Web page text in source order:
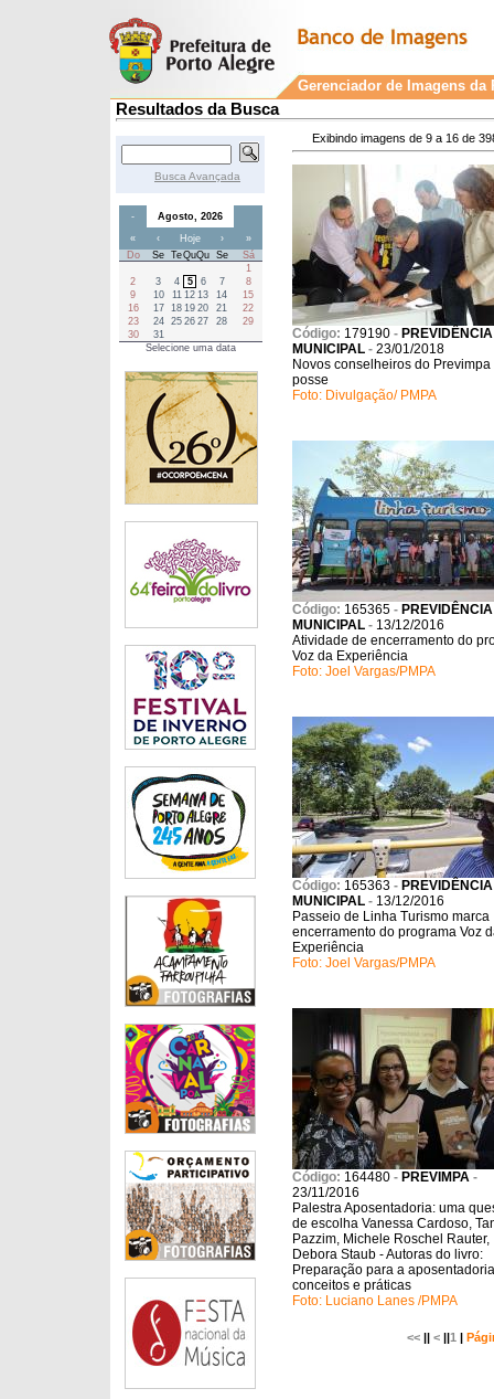
Gerenciador de Imagens da
Resultados da Busca
Exibindo imagens de 9 a 16 de
Código: 179190 - PREVIDÊNCIA
MUNICIPAL - 23/01/2018
Novos conselheiros do Previmpa
posse
Foto: Divulgação/ PMPA
Código: 165365 - PREVIDÊNCIA
MUNICIPAL - 13/12/2016
Atividade de encerramento do
Voz da Experiência
Foto: Joel Vargas/PMPA
Código: 165363 - PREVIDÊNCIA
MUNICIPAL - 13/12/2016
Passeio de Linha Turismo marca
encerramento do programa Voz
Experiência
Foto: Joel Vargas/PMPA
Código: 164480 - PREVIMPA -
23/11/2016
Palestra Aposentadoria: uma
de escolha Vanessa Cardoso,
Pazzim, Michele Roschel Rauter,
Debora Staub - Autoras do livro:
Preparação para a
conceitos e práticas
Foto: Luciano Lanes /PMPA
<< ||< ||1 |
Busca Avançada
-
Agosto, 2026
«
‹ Hoje ›
»
Do
Se TeQuQu Se
Sá
1
2
3 4 5 6 7
8
9
10 11 12 13 14
15
16
17 18 19 20 21
22
23
24 25 26 27 28
29
30
31
Selecione uma data